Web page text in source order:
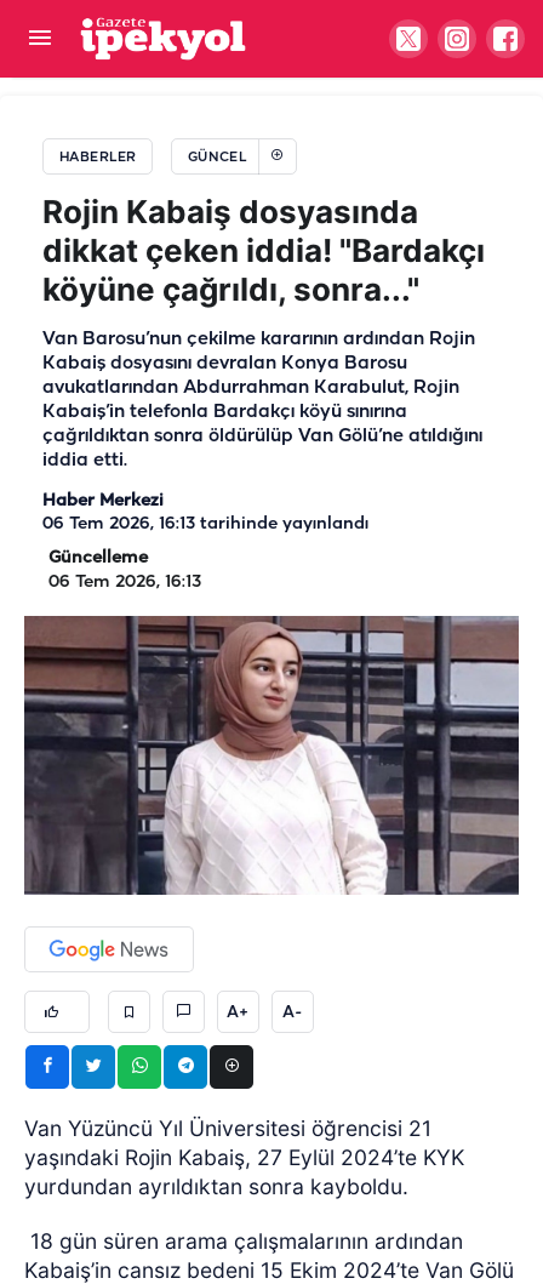
HABERLER GÜNCEL
Rojin Kabaiş dosyasında
dikkat çeken iddia! "Bardakçı
köyüne çağrıldı, sonra..."
Van Barosu’nun çekilme kararının ardından Rojin
Kabaiş dosyasını devralan Konya Barosu
avukatlarından Abdurrahman Karabulut, Rojin
Kabaiş’in telefonla Bardakçı köyü sınırına
çağrıldıktan sonra öldürülüp Van Gölü’ne atıldığını
iddia etti.
Haber Merkezi
06 Tem 2026, 16:13 tarihinde yayınlandı
Güncelleme
06 Tem 2026, 16:13
A+ A-
Van Yüzüncü Yıl Üniversitesi öğrencisi 21
yaşındaki Rojin Kabaiş, 27 Eylül 2024’te KYK
yurdundan ayrıldıktan sonra kayboldu.
18 gün süren arama çalışmalarının ardından
Kabaiş’in cansız bedeni 15 Ekim 2024’te Van Gölü
Şanlıurfa'da yine sağduyu kazandı! Aileler barıştı